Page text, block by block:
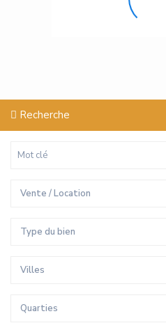
Recherche
Vente / Location
Type du bien
Villes
Quarties